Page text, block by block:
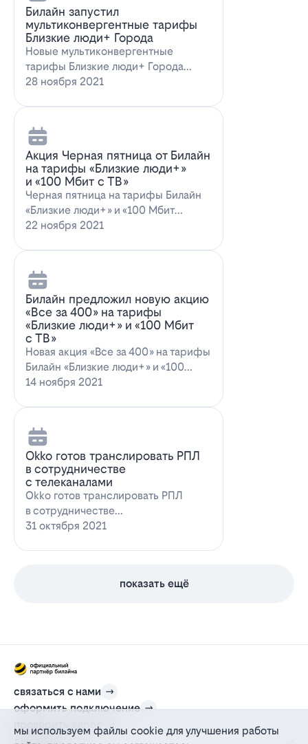
Билайн запустил
мультиконвергентные тарифы
Близкие люди+ Города
Новые мультиконвергентные
тарифы Близкие люди+ Города
от БилайнОператор Билайн радует
28 ноября 2021
Акция Черная пятница от Билайн
на тарифы «Близкие люди+»
и «100 Мбит с ТВ»
Черная пятница на тарифы Билайн
«Близкие люди+» и «100 Мбит
с ТВ»Билайн пред…
22 ноября 2021
Билайн предложил новую акцию
«Все за 400» на тарифы
«Близкие люди+» и «100 Мбит
с ТВ»
Новая акция «Все за 400» на тарифы
Билайн «Близкие люди+» и «100
Мбит…
14 ноября 2021
Оkko готов транслировать РПЛ
в сотрудничестве
с телеканалами
Оkko готов транслировать РПЛ
в сотрудничестве
с каналамиВидеосервис Okko
31 октября 2021
показать ещё
связаться с нами
оформить подключение
проверить адрес
для дома
мы используем файлы cookie для улучшения работы